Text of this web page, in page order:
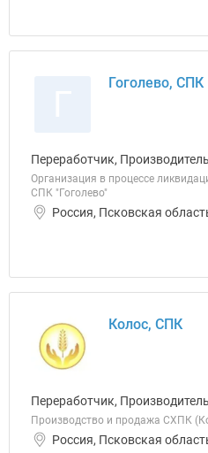
Гоголево, СПК
Переработчик,
Организация в процессе
СПК "Гоголево"
Россия, Псковская
Колос, СПК
Переработчик,
Производство и продажа СХПК
Россия, Псковская